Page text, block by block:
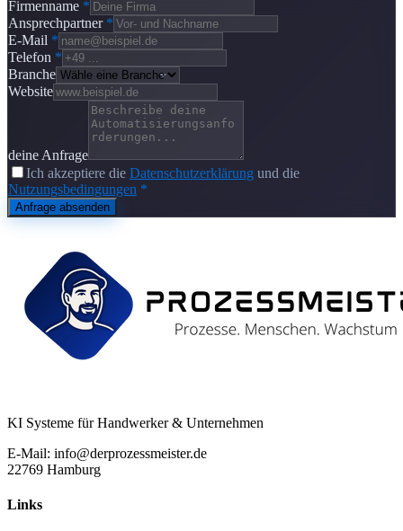
Firmenname *
Ansprechpartner *
E-Mail *
Telefon *
Branche
Website
deine Anfrage
Ich akzeptiere die Datenschutzerklärung und die
Nutzungsbedingungen *
Anfrage absenden
KI Systeme für Handwerker & Unternehmen
E-Mail: info@derprozessmeister.de
22769 Hamburg
Links